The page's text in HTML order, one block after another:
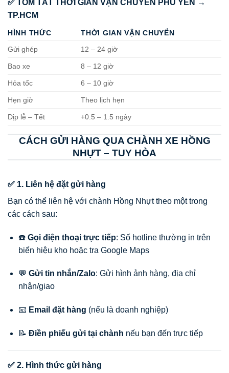
✅ TÓM TẮT THỜI GIAN VẬN CHUYỂN PHÚ YÊN →
TP.HCM
HÌNH THỨC
THỜI GIAN VẬN CHUYỂN
Gửi ghép
12 – 24 giờ
Bao xe 8 – 12 giờ
Hỏa tốc 6 – 10 giờ
Hẹn giờ Theo lịch hẹn
Dịp lễ – Tết +0.5 – 1.5 ngày
CÁCH GỬI HÀNG QUA CHÀNH XE HỒNG
NHỰT – TUY HÒA
✅ 1. Liên hệ đặt gửi hàng
Bạn có thể liên hệ với chành Hồng Nhựt theo một trong
các cách sau:
☎️ Gọi điện thoại trực tiếp: Số hotline thường in trên
biển hiệu kho hoặc tra Google Maps
💬 Gửi tin nhắn/Zalo: Gửi hình ảnh hàng, địa chỉ
nhận/giao
📧 Email đặt hàng (nếu là doanh nghiệp)
📝 Điền phiếu gửi tại chành nếu bạn đến trực tiếp
✅ 2. Hình thức gửi hàng